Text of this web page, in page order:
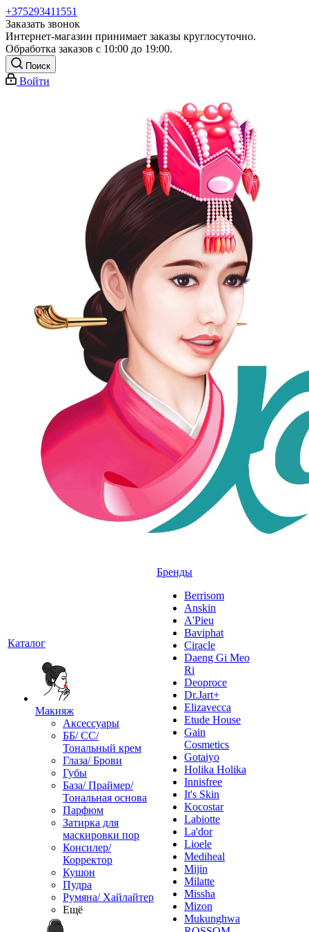
+375293411551
Заказать звонок
Интернет-магазин принимает заказы круглосуточно.
Обработка заказов с 10:00 до 19:00.
Поиск
Войти
Каталог
Макияж
Аксессуары
ББ/ СС/
Тональный крем
Глаза/ Брови
Губы
База/ Праймер/
Тональная основа
Парфюм
Затирка для
маскировки пор
Консилер/
Корректор
Кушон
Пудра
Румяна/ Хайлайтер
Ещё
Бренды
Berrisom
Anskin
A'Pieu
Baviphat
Ciracle
Daeng Gi Meo
Ri
Deoproce
Dr.Jart+
Elizavecca
Etude House
Gain
Cosmetics
Gotaiyo
Holika Holika
Innisfree
It's Skin
Kocostar
Labiotte
La'dor
Lioele
Mediheal
Mijin
Milatte
Missha
Mizon
Mukunghwa